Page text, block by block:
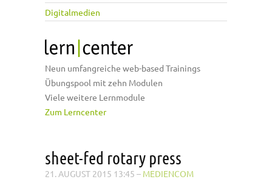
Digitalmedien
Neun umfangreiche web-based Trainings
Übungspool mit zehn Modulen
Viele weitere Lernmodule
Zum Lerncenter
sheet-fed rotary press
21. AUGUST 2015 13:45 – MEDIENCOM